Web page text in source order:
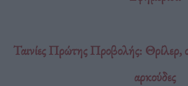
Ταινίες Πρώτης Προβολής: Θρίλερ,
αρκούδες